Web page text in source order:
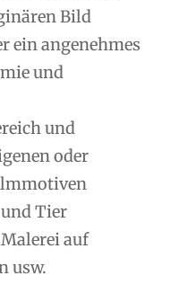
Bild
ein angenehmes
und
und
oder
Tier
auf
usw.